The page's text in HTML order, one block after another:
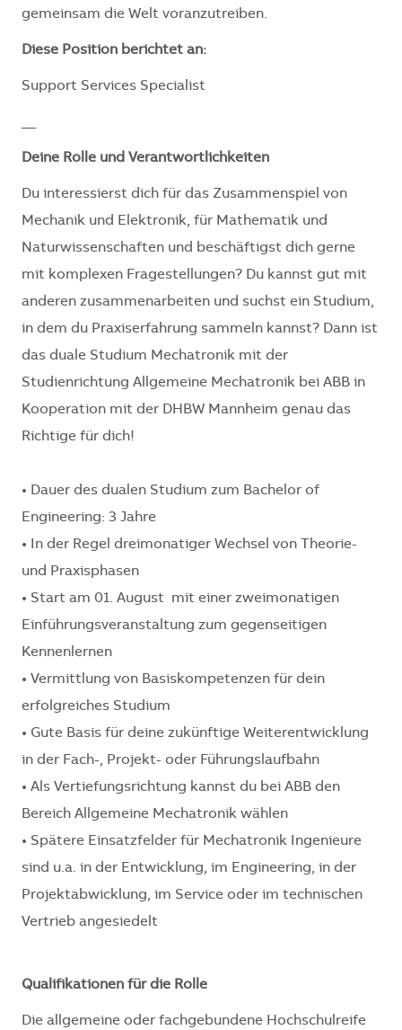
gemeinsam die Welt voranzutreiben.
Diese Position berichtet an:
Support Services Specialist
Deine Rolle und Verantwortlichkeiten
Du interessierst dich für das Zusammenspiel von
Mechanik und Elektronik, für Mathematik und
Naturwissenschaften und beschäftigst dich gerne
mit komplexen Fragestellungen? Du kannst gut mit
anderen zusammenarbeiten und suchst ein Studium,
in dem du Praxiserfahrung sammeln kannst? Dann ist
das duale Studium Mechatronik mit der
Studienrichtung Allgemeine Mechatronik bei ABB in
Kooperation mit der DHBW Mannheim genau das
Richtige für dich!
• Dauer des dualen Studium zum Bachelor of
Engineering: 3 Jahre
• In der Regel dreimonatiger Wechsel von Theorie-
und Praxisphasen
• Start am 01. August
mit einer zweimonatigen
Einführungsveranstaltung zum gegenseitigen
Kennenlernen
• Vermittlung von Basiskompetenzen für dein
erfolgreiches Studium
• Gute Basis für deine zukünftige Weiterentwicklung
in der Fach-, Projekt- oder Führungslaufbahn
• Als Vertiefungsrichtung kannst du bei ABB den
Bereich Allgemeine Mechatronik wählen
• Spätere Einsatzfelder für Mechatronik Ingenieure
sind u.a. in der Entwicklung, im Engineering, in der
Projektabwicklung, im Service oder im technischen
Vertrieb angesiedelt
Qualifikationen für die Rolle
Die allgemeine oder fachgebundene Hochschulreife